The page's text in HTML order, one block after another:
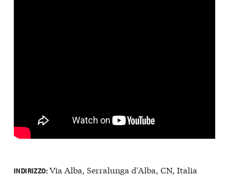
INDIRIZZO:Via Alba, Serralunga d'Alba, CN, Italia